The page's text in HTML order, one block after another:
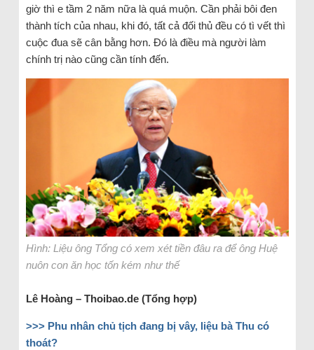
giờ thì e tầm 2 năm nữa là quá muộn. Cần phải bôi đen
thành tích của nhau, khi đó, tất cả đối thủ đều có tì vết thì
cuộc đua sẽ cân bằng hơn. Đó là điều mà người làm
chính trị nào cũng cần tính đến.
Hình: Liệu ông Tổng có xem xét tiền đâu ra để ông Huệ
nuôn con ăn học tốn kém như thế
Lê Hoàng – Thoibao.de (Tổng hợp)
>>> Phu nhân chủ tịch đang bị vây, liệu bà Thu có
thoát?